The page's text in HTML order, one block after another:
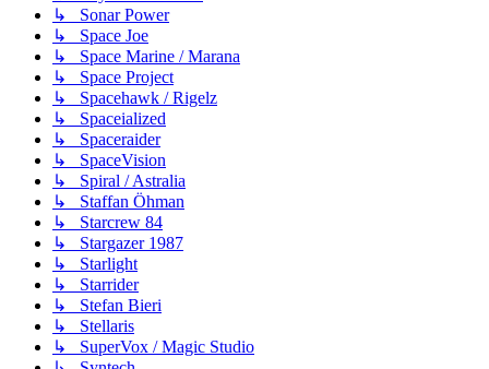
↳ Sonar Power
↳ Space Joe
↳ Space Marine / Marana
↳ Space Project
↳ Spacehawk / Rigelz
↳ Spaceialized
↳ Spaceraider
↳ SpaceVision
↳ Spiral / Astralia
↳ Staffan Öhman
↳ Starcrew 84
↳ Stargazer 1987
↳ Starlight
↳ Starrider
↳ Stefan Bieri
↳ Stellaris
↳ SuperVox / Magic Studio